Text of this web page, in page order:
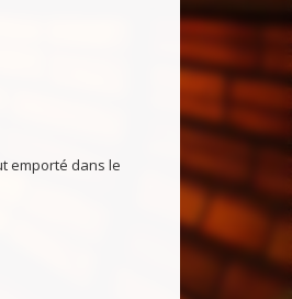
emporté dans le